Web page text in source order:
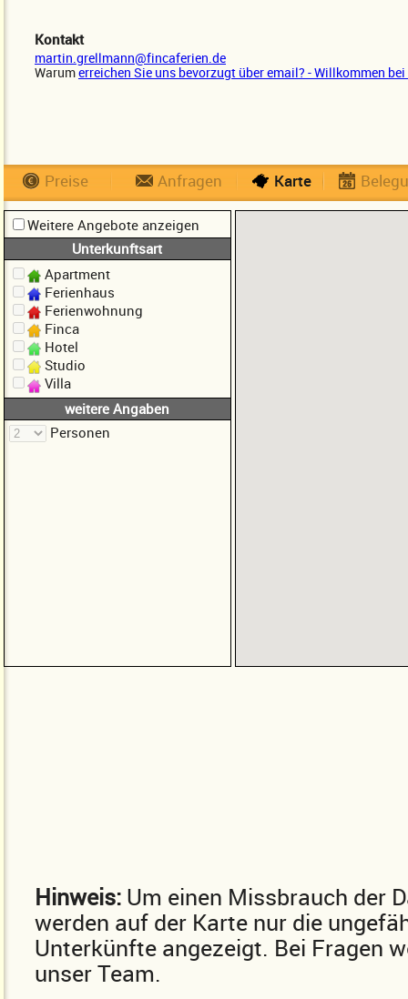
Kontakt
martin.grellmann@fincaferien.de
Warumerreichen Sie uns bevorzugt über email? - Willkommen
Preise Anfragen Karte
Weitere Angebote anzeigen
Unterkunftsart
Apartment
Ferienhaus
Ferienwohnung
Finca
Hotel
Studio
Villa
weitere Angaben
Personen
Hinweis: Um einen Missbrauch der
werden auf der Karte nur die
Unterkünfte angezeigt. Bei Fragen
unser Team.